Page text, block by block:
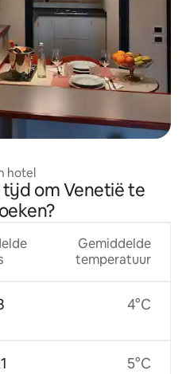
hotel
om Venetië te
Gemiddelde
temperatuur
4°C
5°C